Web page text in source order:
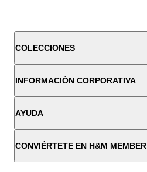
COLECCIONES
INFORMACIÓN CORPORATIVA
AYUDA
CONVIÉRTETE EN H&M MEMBER